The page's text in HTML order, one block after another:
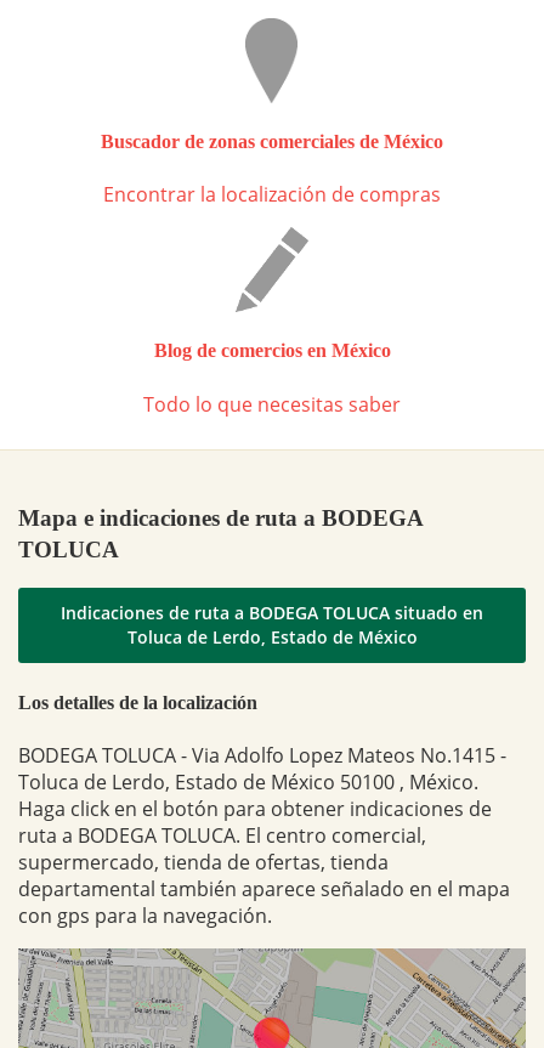
Buscador de zonas comerciales de México
Encontrar la localización de compras
Blog de comercios en México
Todo lo que necesitas saber
Mapa e indicaciones de ruta a BODEGA
TOLUCA
Indicaciones de ruta a BODEGA TOLUCA situado en
Toluca de Lerdo, Estado de México
Los detalles de la localización
BODEGA TOLUCA - Via Adolfo Lopez Mateos No.1415 -
Toluca de Lerdo, Estado de México 50100 , México.
Haga click en el botón para obtener indicaciones de
ruta a BODEGA TOLUCA. El centro comercial,
supermercado, tienda de ofertas, tienda
departamental también aparece señalado en el mapa
con gps para la navegación.